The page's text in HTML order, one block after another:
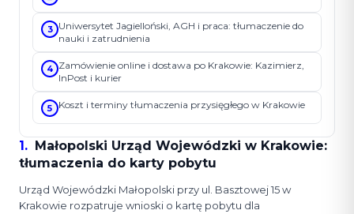
1 .
Małopolski Urząd Wojewódzki w Krakowie:
tłumaczenia do karty pobytu
Urząd Wojewódzki Małopolski przy ul. Basztowej 15 w
Krakowie rozpatruje wnioski o kartę pobytu dla
3
Uniwersytet Jagielloński, AGH i praca: tłumaczenie do
nauki i zatrudnienia
4 Zamówienie online i dostawa po Krakowie: Kazimierz,
InPost i kurier
5 Koszt i terminy tłumaczenia przysięgłego w Krakowie